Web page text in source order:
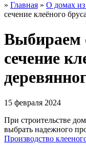
» Главная » О домах из
сечение клеёного
Выбираем
сечение
15 февраля 2024
При строительстве
выбрать надежного
Производство